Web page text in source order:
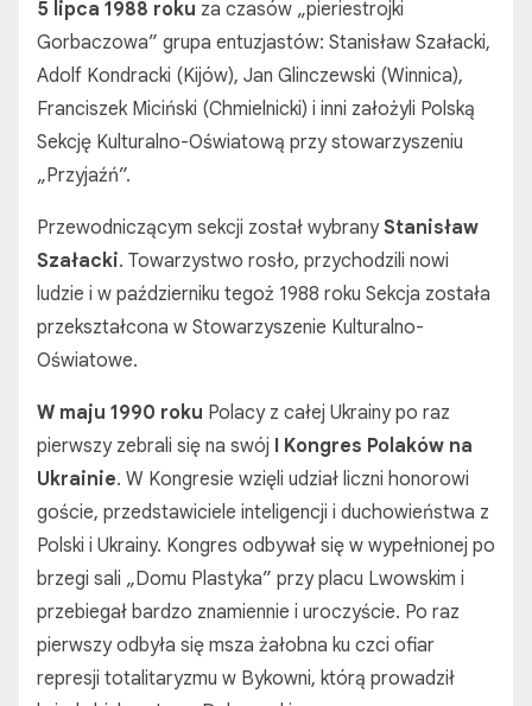
5 lipca 1988 roku za czasów „pieriestrojki
Gorbaczowa” grupa entuzjastów: Stanisław Szałacki,
Adolf Kondracki (Kijów), Jan Glinczewski (Winnica),
Franciszek Miciński (Chmielnicki) i inni założyli Polską
Sekcję Kulturalno-Oświatową przy stowarzyszeniu
„Przyjaźń”.
Przewodniczącym sekcji został wybranyStanisław
Szałacki. Towarzystwo rosło, przychodzili nowi
ludzie i w październiku tegoż 1988 roku Sekcja została
przekształcona w Stowarzyszenie Kulturalno-
Oświatowe.
W maju 1990 roku Polacy z całej Ukrainy po raz
pierwszy zebrali się na swój I Kongres Polaków na
Ukrainie. W Kongresie wzięli udział liczni honorowi
goście, przedstawiciele inteligencji i duchowieństwa z
Polski i Ukrainy. Kongres odbywał się w wypełnionej po
brzegi sali „Domu Plastyka” przy placu Lwowskim i
przebiegał bardzo znamiennie i uroczyście. Po raz
pierwszy odbyła się msza żałobna ku czci ofiar
represji totalitaryzmu w Bykowni, którą prowadził